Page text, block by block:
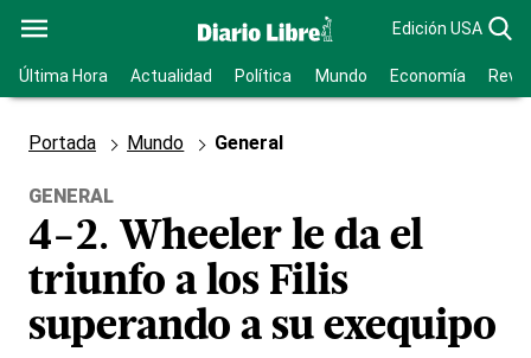
Edición USA
Última Hora Actualidad Política Mundo Economía
Portada Mundo General
GENERAL
4-2. Wheeler le da el
triunfo a los Filis
superando a su exequipo